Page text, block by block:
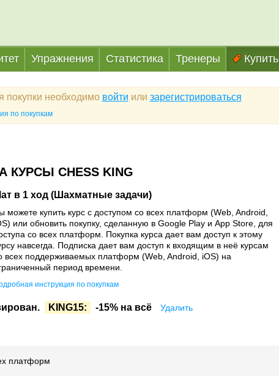
Упражнения Статистика Тренеры Купить
покупки необходимо войти или зарегистрироваться
по покупкам
CHESS KING
в 1 ход (Шахматные задачи)
можете купить курс с доступом со всех платформ (Web, Android,
или обновить покупку, сделанную в Google Play и App Store, для
со всех платформ. Покупка курса дает вам доступ к этому
навсегда. Подписка дает вам доступ к входящим в неё курсам
всех поддерживаемых платформ (Web, Android, iOS) на
период времени.
инструкция по покупкам
KING15: -15% на всё Удалить
платформ